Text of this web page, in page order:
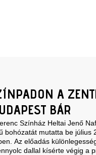
A
BÁR
Színház Heltai Jenő
bohózatát mutatta be július
Az előadás
dallal kísérte végig a